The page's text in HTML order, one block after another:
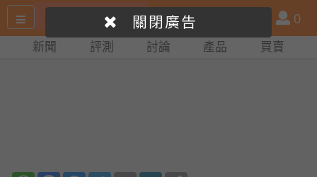
尋
產
品
比
會
員
0
新聞 評測 討論 產品 買賣
關閉廣告